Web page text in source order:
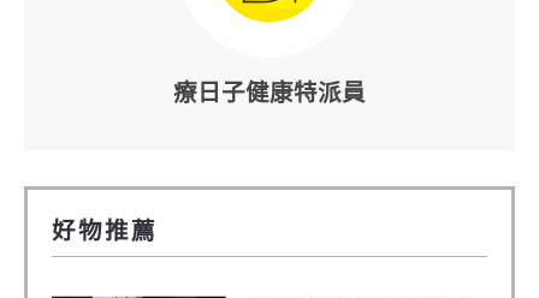
療日子健康特派員
好物推薦